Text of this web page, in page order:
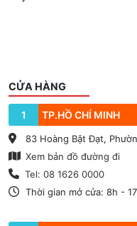
CỬA HÀNG
1 TP.HỒ CHÍ MINH
83 Hoàng Bật Đạt,
Xem bản đồ đường đi
Tel: 08 1626 0000
Thời gian mở cửa: 8h -